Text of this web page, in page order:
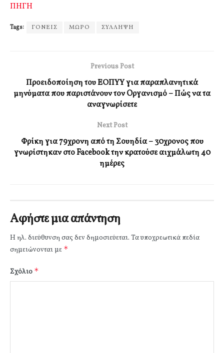
ΠΗΓΗ
Tags: ΓΟΝΕΙΣ ΜΩΡΟ ΣΥΛΛΗΨΗ
Previous Post
Προειδοποίηση του ΕΟΠΥΥ για παραπλανητικά
μηνύματα που παριστάνουν τον Oργανισμό – Πώς να τα
αναγνωρίσετε
Next Post
Φρίκη για 79χρονη από τη Σουηδία – 30χρονος που
γνωρίστηκαν στο Facebook την κρατούσε αιχμάλωτη 40
ημέρες
Αφήστε μια απάντηση
Η ηλ. διεύθυνση σας δεν δημοσιεύεται. Τα υποχρεωτικά πεδία
σημειώνονται με *
Σχόλιο *